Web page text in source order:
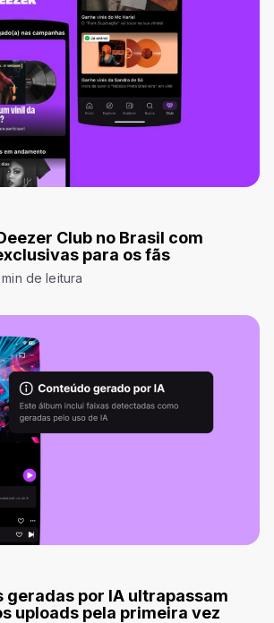
Club no Brasil com
para os fãs
de leitura
geradas por IA ultrapassam
uploads pela primeira vez